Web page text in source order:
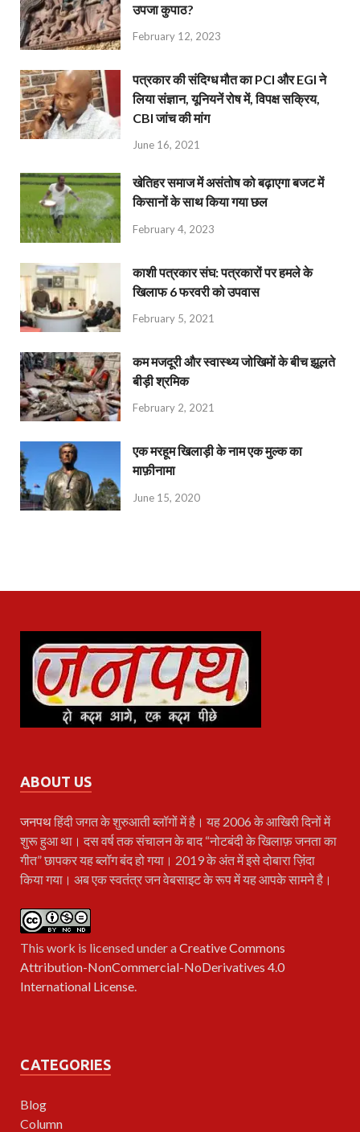
उपजा कुपाठ?
February 12, 2023
पत्रकार की संदिग्ध मौत का PCI और EGI ने
लिया संज्ञान, यूनियनें रोष में, विपक्ष सक्रिय,
CBI जांच की मांग
June 16, 2021
खेतिहर समाज में असंतोष को बढ़ाएगा बजट में
किसानों के साथ किया गया छल
February 4, 2023
काशी पत्रकार संघ: पत्रकारों पर हमले के
खिलाफ 6 फरवरी को उपवास
February 5, 2021
कम मजदूरी और स्वास्थ्य जोखिमों के बीच झूलते
बीड़ी श्रमिक
February 2, 2021
एक मरहूम खिलाड़ी के नाम एक मुल्क का
माफ़ीनामा
June 15, 2020
ABOUT US
जनपथहिंदी जगत के शुरुआती ब्लॉगों में है। यह 2006 के आखिरी दिनों में
शुरू हुआ था। दस वर्ष तक संचालन के बाद “नोटबंदी के खिलाफ़ जनता का
गीत” छापकर यह ब्लॉग बंद हो गया। 2019 के अंत में इसे दोबारा ज़िंदा
किया गया। अब एक स्वतंत्र जन वेबसाइट के रूप में यह आपके सामने है।
This work is licensed under aCreative Commons
Attribution-NonCommercial-NoDerivatives 4.0
International License.
CATEGORIES
Blog
Column